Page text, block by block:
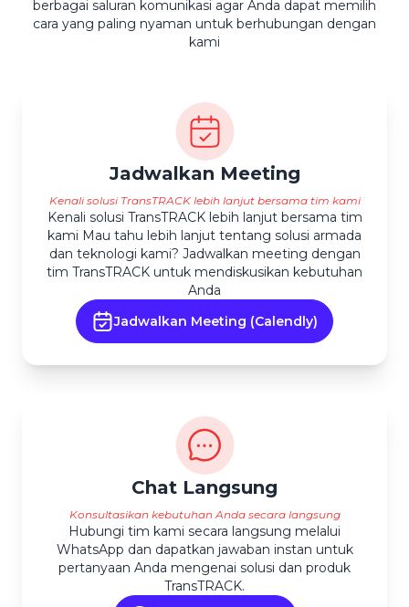
berbagai saluran komunikasi agar Anda dapat memilih
cara yang paling nyaman untuk berhubungan dengan
kami
Jadwalkan Meeting
Kenali solusi TransTRACK lebih lanjut bersama tim kami
Kenali solusi TransTRACK lebih lanjut bersama tim
kami Mau tahu lebih lanjut tentang solusi armada
dan teknologi kami? Jadwalkan meeting dengan
tim TransTRACK untuk mendiskusikan kebutuhan
Anda
Jadwalkan Meeting (Calendly)
Chat Langsung
Konsultasikan kebutuhan Anda secara langsung
Hubungi tim kami secara langsung melalui
WhatsApp dan dapatkan jawaban instan untuk
pertanyaan Anda mengenai solusi dan produk
TransTRACK.